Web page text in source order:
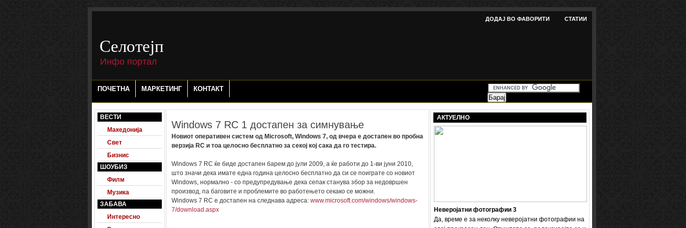
-->
ДОДАЈ ВО ФАВОРИТИ СТАТИИ
Селотејп
Инфо портал
ПОЧЕТНА МАРКЕТИНГ КОНТАКТ
ВЕСТИ
Македонија
Свет
Бизнис
ШОУБИЗ
Филм
Музика
ЗАБАВА
Интересно
Windows 7 RC 1 достапен за симнување
Новиот оперативен систем од Microsoft, Windows 7, од вчера е достапен во пробна
верзија RC и тоа целосно бесплатно за секој кој сака да го тестира.
Windows 7 RC ќе биде достапен барем до јули 2009, а ќе работи до 1-ви јуни 2010,
што значи дека имате една година целосно бесплатно да си се поиграте со новиот
Windows, нормално - со предупредување дека сепак станува збор за недовршен
производ, па баговите и проблемите во работењето секако се можни.
Windows 7 RC е достапен на следнава адреса: www.microsoft.com/windows/windows-
7/download.aspx
АКТУЕЛНО
Неверојатни фотографии 3
Да, време е за неколку неверојатни фотографии на